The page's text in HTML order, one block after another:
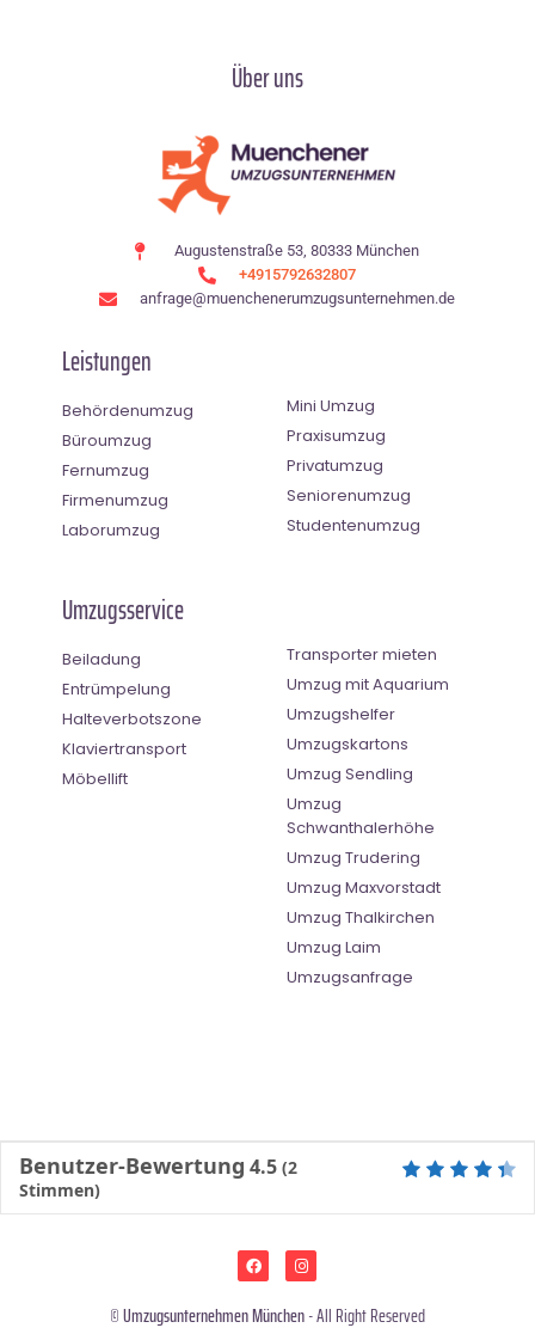
Über uns
Augustenstraße 53, 80333 München
+4915792632807
anfrage@muenchenerumzugsunternehmen.de
Leistungen
Behördenumzug
Büroumzug
Fernumzug
Firmenumzug
Laborumzug
Mini Umzug
Praxisumzug
Privatumzug
Seniorenumzug
Studentenumzug
Umzugsservice
Beiladung
Entrümpelung
Halteverbotszone
Klaviertransport
Möbellift
Transporter mieten
Umzug mit Aquarium
Umzugshelfer
Umzugskartons
Umzug Sendling
Umzug
Schwanthalerhöhe
Umzug Trudering
Umzug Maxvorstadt
Umzug Thalkirchen
Umzug Laim
Umzugsanfrage
Benutzer-Bewertung 4.5 (2
Stimmen)
©Umzugsunternehmen München- All Right Reserved